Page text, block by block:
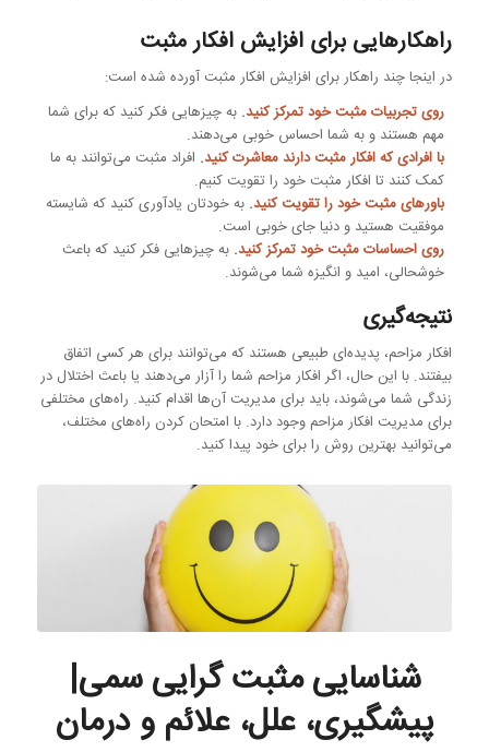
راهکارهایی برای افزایش افکار مثبت
در اینجا چند راهکار برای افزایش افکار مثبت آورده شده است:
روی تجربیات مثبت خود تمرکز کنید. به چیزهایی فکر کنید که برای شما
مهم هستند و به شما احساس خوبی می‌دهند.
با افرادی که افکار مثبت دارند معاشرت کنید. افراد مثبت می‌توانند به ما
کمک کنند تا افکار مثبت خود را تقویت کنیم.
باورهای مثبت خود را تقویت کنید. به خودتان یادآوری کنید که شایسته
موفقیت هستید و دنیا جای خوبی است.
روی احساسات مثبت خود تمرکز کنید. به چیزهایی فکر کنید که باعث
خوشحالی، امید و انگیزه شما می‌شوند.
نتیجه‌گیری
افکار مزاحم، پدیده‌ای طبیعی هستند که می‌توانند برای هر کسی اتفاق
بیفتند. با این حال، اگر افکار مزاحم شما را آزار می‌دهند یا باعث اختلال در
زندگی شما می‌شوند، باید برای مدیریت آن‌ها اقدام کنید. راه‌های مختلفی
برای مدیریت افکار مزاحم وجود دارد. با امتحان کردن راه‌های مختلف،
می‌توانید بهترین روش را برای خود پیدا کنید.
شناسایی مثبت گرایی سمی|
پیشگیری، علل، علائم و درمان